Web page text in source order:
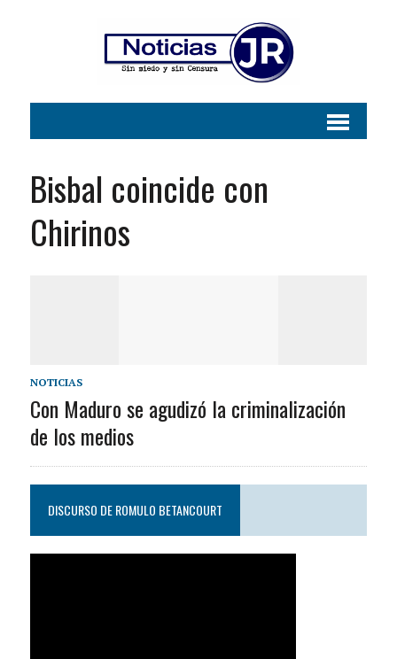
Bisbal coincide con
Chirinos
NOTICIAS
Con Maduro se agudizó la criminalización
de los medios
DISCURSO DE ROMULO BETANCOURT